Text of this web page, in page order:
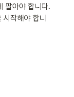
팔아야 합니다.
작해야 합니